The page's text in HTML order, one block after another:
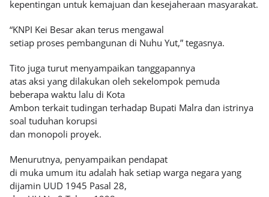
kepentingan untuk kemajuan dan kesejaheraan masyarakat.
“KNPI Kei Besar akan terus mengawal
setiap proses pembangunan di Nuhu Yut,” tegasnya.
Tito juga turut menyampaikan tanggapannya
atas aksi yang dilakukan oleh sekelompok pemuda
beberapa waktu lalu di Kota
Ambon terkait tudingan terhadap Bupati Malra dan istrinya
soal tuduhan korupsi
dan monopoli proyek.
Menurutnya, penyampaikan pendapat
di muka umum itu adalah hak setiap warga negara yang
dijamin UUD 1945 Pasal 28,